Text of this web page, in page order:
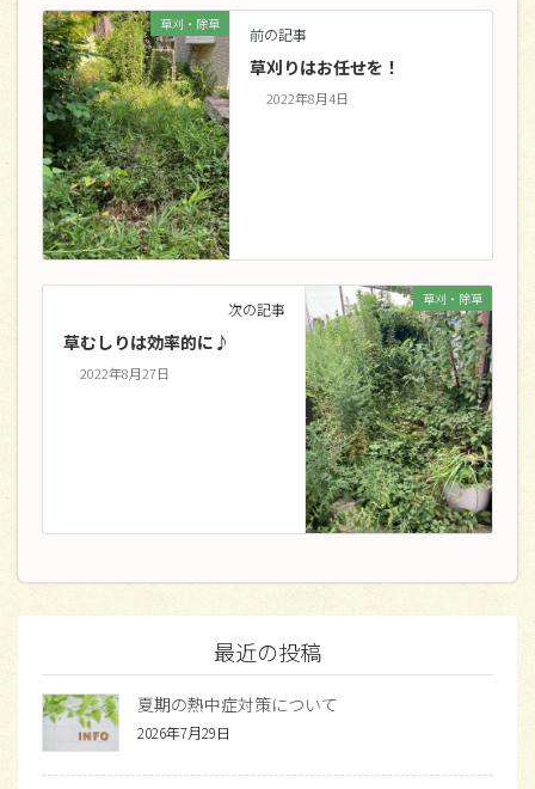
草刈・除草
前の記事
草刈りはお任せを！
2022年8月4日
草刈・除草
次の記事
草むしりは効率的に♪
2022年8月27日
最近の投稿
夏期の熱中症対策について
2026年7月29日